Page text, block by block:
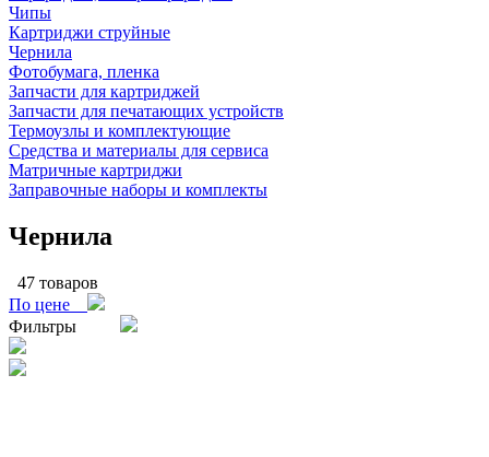
Чипы
Картриджи струйные
Чернила
Фотобумага, пленка
Запчасти для картриджей
Запчасти для печатающих устройств
Термоузлы и комплектующие
Средства и материалы для сервиса
Матричные картриджи
Заправочные наборы и комплекты
Чернила
47 товаров
По цене
Фильтры